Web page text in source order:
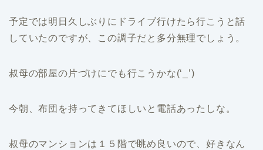
予定では明日久しぶりにドライブ行けたら行こうと話
していたのですが、この調子だと多分無理でしょう。
叔母の部屋の片づけにでも行こうかな(‘_’)
今朝、布団を持ってきてほしいと電話あったしな。
叔母のマンションは１５階で眺め良いので、好きなん